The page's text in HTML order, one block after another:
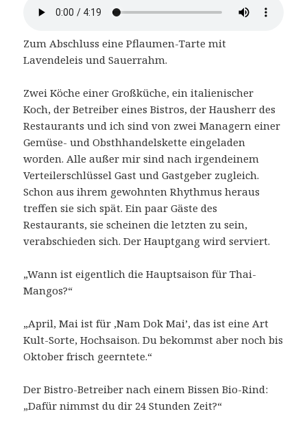
Zum Abschluss eine Pflaumen-Tarte mit
Lavendeleis und Sauerrahm.
Zwei Köche einer Großküche, ein italienischer
Koch, der Betreiber eines Bistros, der Hausherr des
Restaurants und ich sind von zwei Managern einer
Gemüse- und Obsthhandelskette eingeladen
worden. Alle außer mir sind nach irgendeinem
Verteilerschlüssel Gast und Gastgeber zugleich.
Schon aus ihrem gewohnten Rhythmus heraus
treffen sie sich spät. Ein paar Gäste des
Restaurants, sie scheinen die letzten zu sein,
verabschieden sich. Der Hauptgang wird serviert.
„Wann ist eigentlich die Hauptsaison für Thai-
Mangos?“
„April, Mai ist für ‚Nam Dok Mai’, das ist eine Art
Kult-Sorte, Hochsaison. Du bekommst aber noch bis
Oktober frisch geerntete.“
Der Bistro-Betreiber nach einem Bissen Bio-Rind:
„Dafür nimmst du dir 24 Stunden Zeit?“